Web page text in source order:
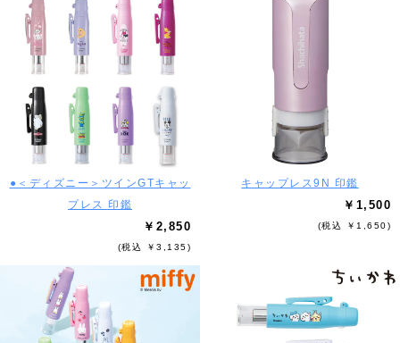
●＜ディズニー＞ツインGTキャッ
プレス 印鑑
￥2,850
(税込 ￥3,135)
キャップレス9N 印鑑
￥1,500
(税込 ￥1,650)